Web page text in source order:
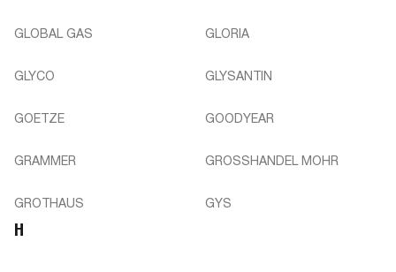
GLOBAL GAS GLORIA
GLYCO GLYSANTIN
GOETZE GOODYEAR
GRAMMER GROSSHANDEL MOHR
GROTHAUS GYS
H